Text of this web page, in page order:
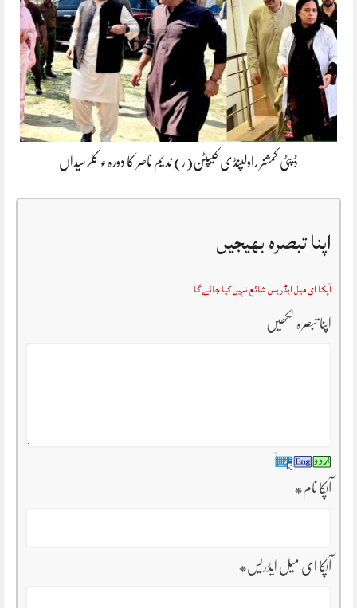
ڈپٹی کمشنر راولپنڈی کیپٹن(ر) ندیم ناصر کا دورہء کلرسیداں
اپنا تبصرہ بھیجیں
آپکا ای میل ایڈریس شائع نہیں کیا جائے گا
اپنا تبصرہ لکھیں
آپکا نام*
آپکا ای میل ایڈریس*